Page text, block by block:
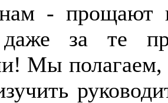
- прощают
за те
Мы